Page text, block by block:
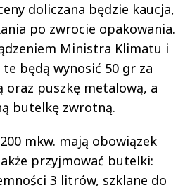
doliczana będzie kaucja,
po zwrocie opakowania.
Ministra Klimatu i
będą wynosić 50 gr za
puszkę metalową, a
butelkę zwrotną.
mkw. mają obowiązek
przyjmować butelki:
3 litrów, szklane do